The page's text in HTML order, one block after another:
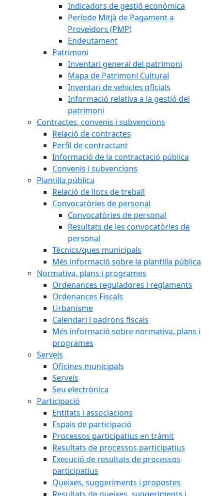
Indicadors de gestió econòmica
Període Mitjà de Pagament a
Proveïdors (PMP)
Endeutament
Patrimoni
Inventari general del patrimoni
Mapa de Patrimoni Cultural
Inventari de vehicles oficials
Informació relativa a la gestió del
patrimoni
Contractes, convenis i subvencions
Relació de contractes
Perfil de contractant
Informació de la contractació pública
Convenis i subvencions
Plantilla pública
Relació de llocs de treball
Convocatòries de personal
Convocatòries de personal
Resultats de les convocatòries de
personal
Tècnics/ques municipals
Més informació sobre la plantilla pública
Normativa, plans i programes
Ordenances reguladores i reglaments
Ordenances Fiscals
Urbanisme
Calendari i padrons fiscals
Més informació sobre normativa, plans i
programes
Serveis
Oficines municipals
Serveis
Seu electrònica
Participació
Entitats i associacions
Espais de participació
Processos participatius en tràmit
Resultats de processos participatius
Execució de resultats de processos
participatius
Queixes, suggeriments i propostes